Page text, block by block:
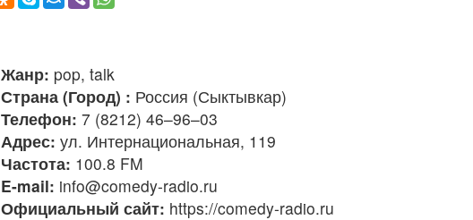
Жанр: pop, talk
Страна (Город) : Россия (Сыктывкар)
Телефон: 7 (8212) 46–96–03
Адрес: ул. Интернациональная, 119
Частота: 100.8 FM
E-mail: info@comedy-radio.ru
Официальный сайт: https://comedy-radio.ru